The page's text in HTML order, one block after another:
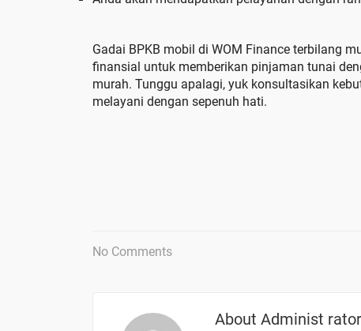
Gadai BPKB mobil di WOM Finance terbilang
finansial untuk memberikan pinjaman tunai
murah. Tunggu apalagi, yuk konsultasikan
melayani dengan sepenuh hati.
No Comments
About Administ rator